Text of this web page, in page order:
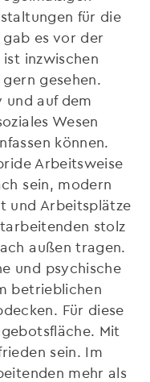
für die
es vor der
inzwischen
gesehen.
und auf dem
Wesen
können.
Arbeitsweise
sein, modern
und Arbeitsplätze
stolz
außen tragen.
und psychische
betrieblichen
Für diese
Mit
sein. Im
mehr als